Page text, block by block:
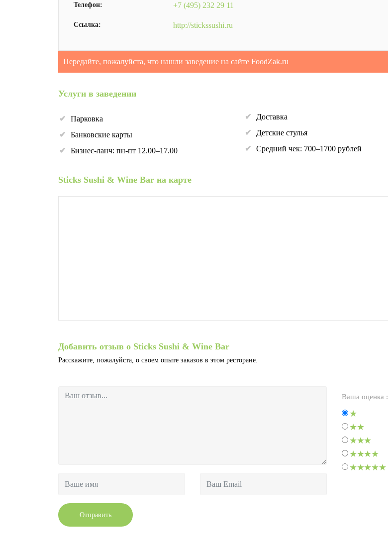
Телефон: +7 (495) 232 29 11
Ссылка: http://stickssushi.ru
Передайте, пожалуйста, что нашли заведение на сайте FoodZak.ru
Услуги в заведении
Парковка
Банковские карты
Бизнес-ланч: пн-пт 12.00–17.00
Доставка
Детские стулья
Средний чек: 700–1700 рублей
Sticks Sushi & Wine Bar на карте
Добавить отзыв о Sticks Sushi & Wine Bar
Расскажите, пожалуйста, о своем опыте заказов в этом ресторане.
Отправить
Ваша оценка :